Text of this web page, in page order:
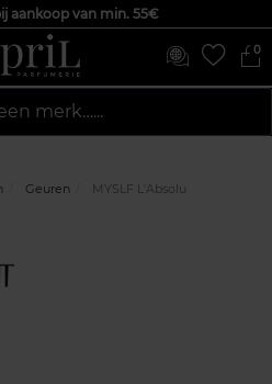
aankoop van min. 55€
0
merk…...
Geuren MYSLF L'Absolu